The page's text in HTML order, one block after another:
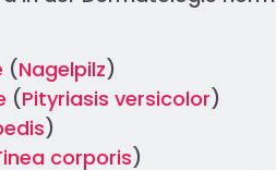
(Nagelpilz)
(Pityriasis versicolor)
)
corporis)